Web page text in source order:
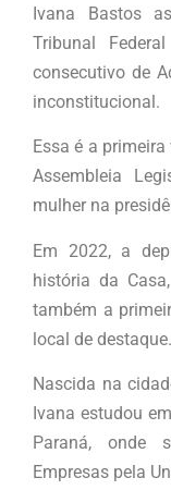
Ivana Bastos
Tribunal
consecutivo de
inconstitucional.
Essa é a
Assembleia
mulher na
Em 2022, a
história da
também a
local de destaque.
Nascida na
Ivana estudou
Paraná, onde
Empresas pela